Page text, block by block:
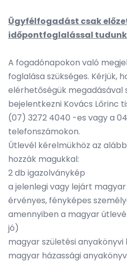
Ügyfélfogadást csak
időpontfoglalással
A fogadónapokon való
foglalása szükséges. Kérjük,
elérhetőségük megadásával
bejelentkezni Kovács Lőrinc
(07) 3272 4040 -es vagy a
telefonszámokon.
Útlevél kérelmükhöz az
hozzák magukkal:
2 db igazolványkép
a jelenlegi vagy lejárt
érvényes, fényképes
amennyiben a magyar
jó)
magyar születési anyakönyvi
magyar házassági